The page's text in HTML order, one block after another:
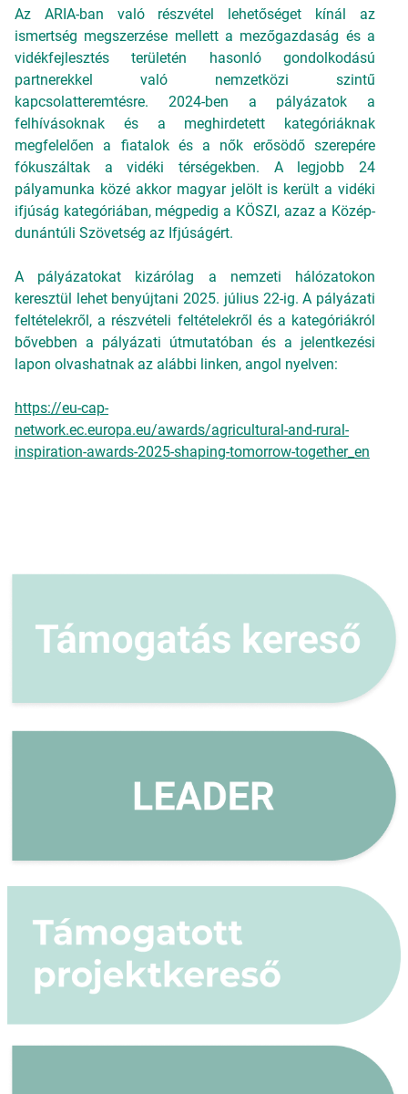
Az ARIA-ban való részvétel lehetőséget kínál az
ismertség megszerzése mellett a mezőgazdaság és a
vidékfejlesztés területén hasonló gondolkodású
partnerekkel való nemzetközi szintű
kapcsolatteremtésre. 2024-ben a pályázatok a
felhívásoknak és a meghirdetett kategóriáknak
megfelelően a fiatalok és a nők erősödő szerepére
fókuszáltak a vidéki térségekben. A legjobb 24
pályamunka közé akkor magyar jelölt is került a vidéki
ifjúság kategóriában, mégpedig a KÖSZI, azaz a Közép-
dunántúli Szövetség az Ifjúságért.
A pályázatokat kizárólag a nemzeti hálózatokon
keresztül lehet benyújtani 2025. július 22-ig. A pályázati
feltételekről, a részvételi feltételekről és a kategóriákról
bővebben a pályázati útmutatóban és a jelentkezési
lapon olvashatnak az alábbi linken, angol nyelven:
https://eu-cap-
network.ec.europa.eu/awards/agricultural-and-rural-
inspiration-awards-2025-shaping-tomorrow-together_en